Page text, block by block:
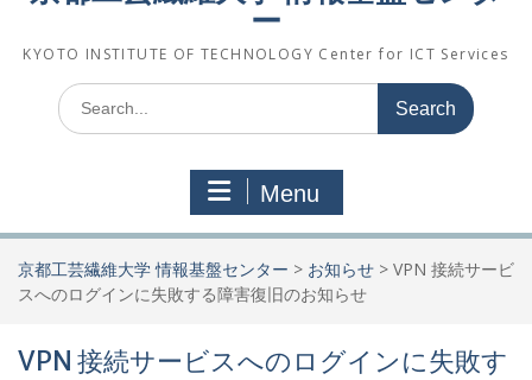
ー
KYOTO INSTITUTE OF TECHNOLOGY Center for ICT Services
Search
for:
Menu
京都工芸繊維大学 情報基盤センター > お知らせ > VPN 接続サービ
スへのログインに失敗する障害復旧のお知らせ
VPN 接続サービスへのログインに失敗す